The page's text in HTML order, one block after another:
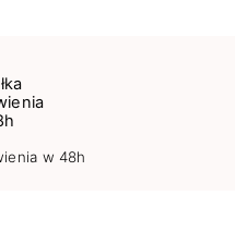
w 48h